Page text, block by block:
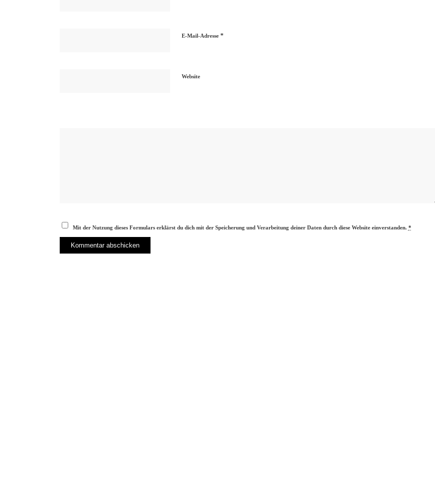
E-Mail-Adresse*
Website
Mit der Nutzung dieses Formulars erklärst du dich mit der Speicherung und Verarbeitung deiner Daten durch diese Website einverstanden. *